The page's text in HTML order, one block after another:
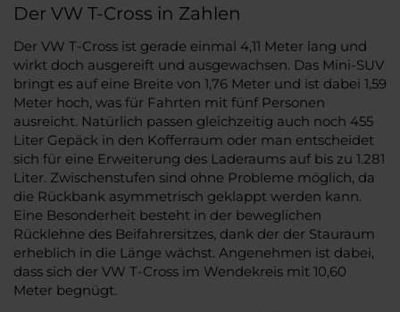
Der VW T-Cross in Zahlen
Der VW T-Cross ist gerade einmal 4,11 Meter lang und
wirkt doch ausgereift und ausgewachsen. Das Mini-SUV
bringt es auf eine Breite von 1,76 Meter und ist dabei 1,59
Meter hoch, was für Fahrten mit fünf Personen
ausreicht. Natürlich passen gleichzeitig auch noch 455
Liter Gepäck in den Kofferraum oder man entscheidet
sich für eine Erweiterung des Laderaums auf bis zu 1.281
Liter. Zwischenstufen sind ohne Probleme möglich, da
die Rückbank asymmetrisch geklappt werden kann.
Eine Besonderheit besteht in der beweglichen
Rücklehne des Beifahrersitzes, dank der der Stauraum
erheblich in die Länge wächst. Angenehmen ist dabei,
dass sich der VW T-Cross im Wendekreis mit 10,60
Meter begnügt.